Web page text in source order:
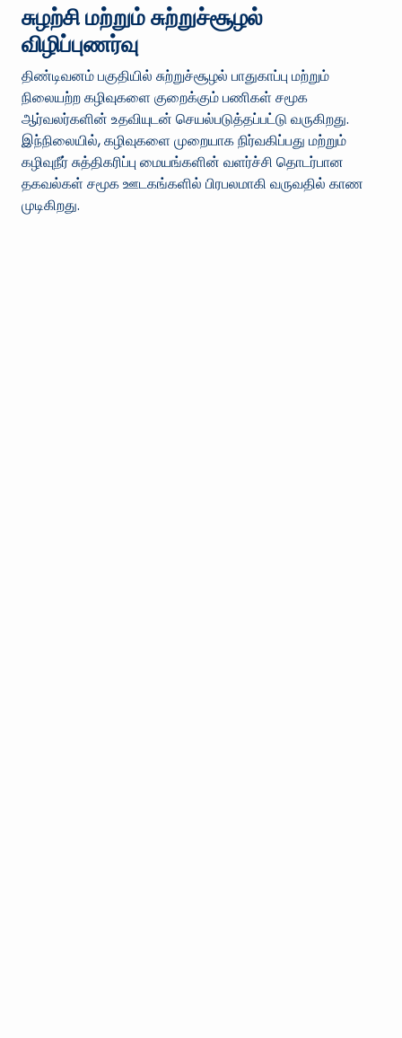
சுழற்சி மற்றும் சுற்றுச்சூழல்
விழிப்புணர்வு
திண்டிவனம் பகுதியில் சுற்றுச்சூழல் பாதுகாப்பு மற்றும்
நிலையற்ற கழிவுகளை குறைக்கும் பணிகள் சமூக
ஆர்வலர்களின் உதவியுடன் செயல்படுத்தப்பட்டு வருகிறது.
இந்நிலையில், கழிவுகளை முறையாக நிர்வகிப்பது மற்றும்
கழிவுநீர் சுத்திகரிப்பு மையங்களின் வளர்ச்சி தொடர்பான
தகவல்கள் சமூக ஊடகங்களில் பிரபலமாகி வருவதில் காண
முடிகிறது.